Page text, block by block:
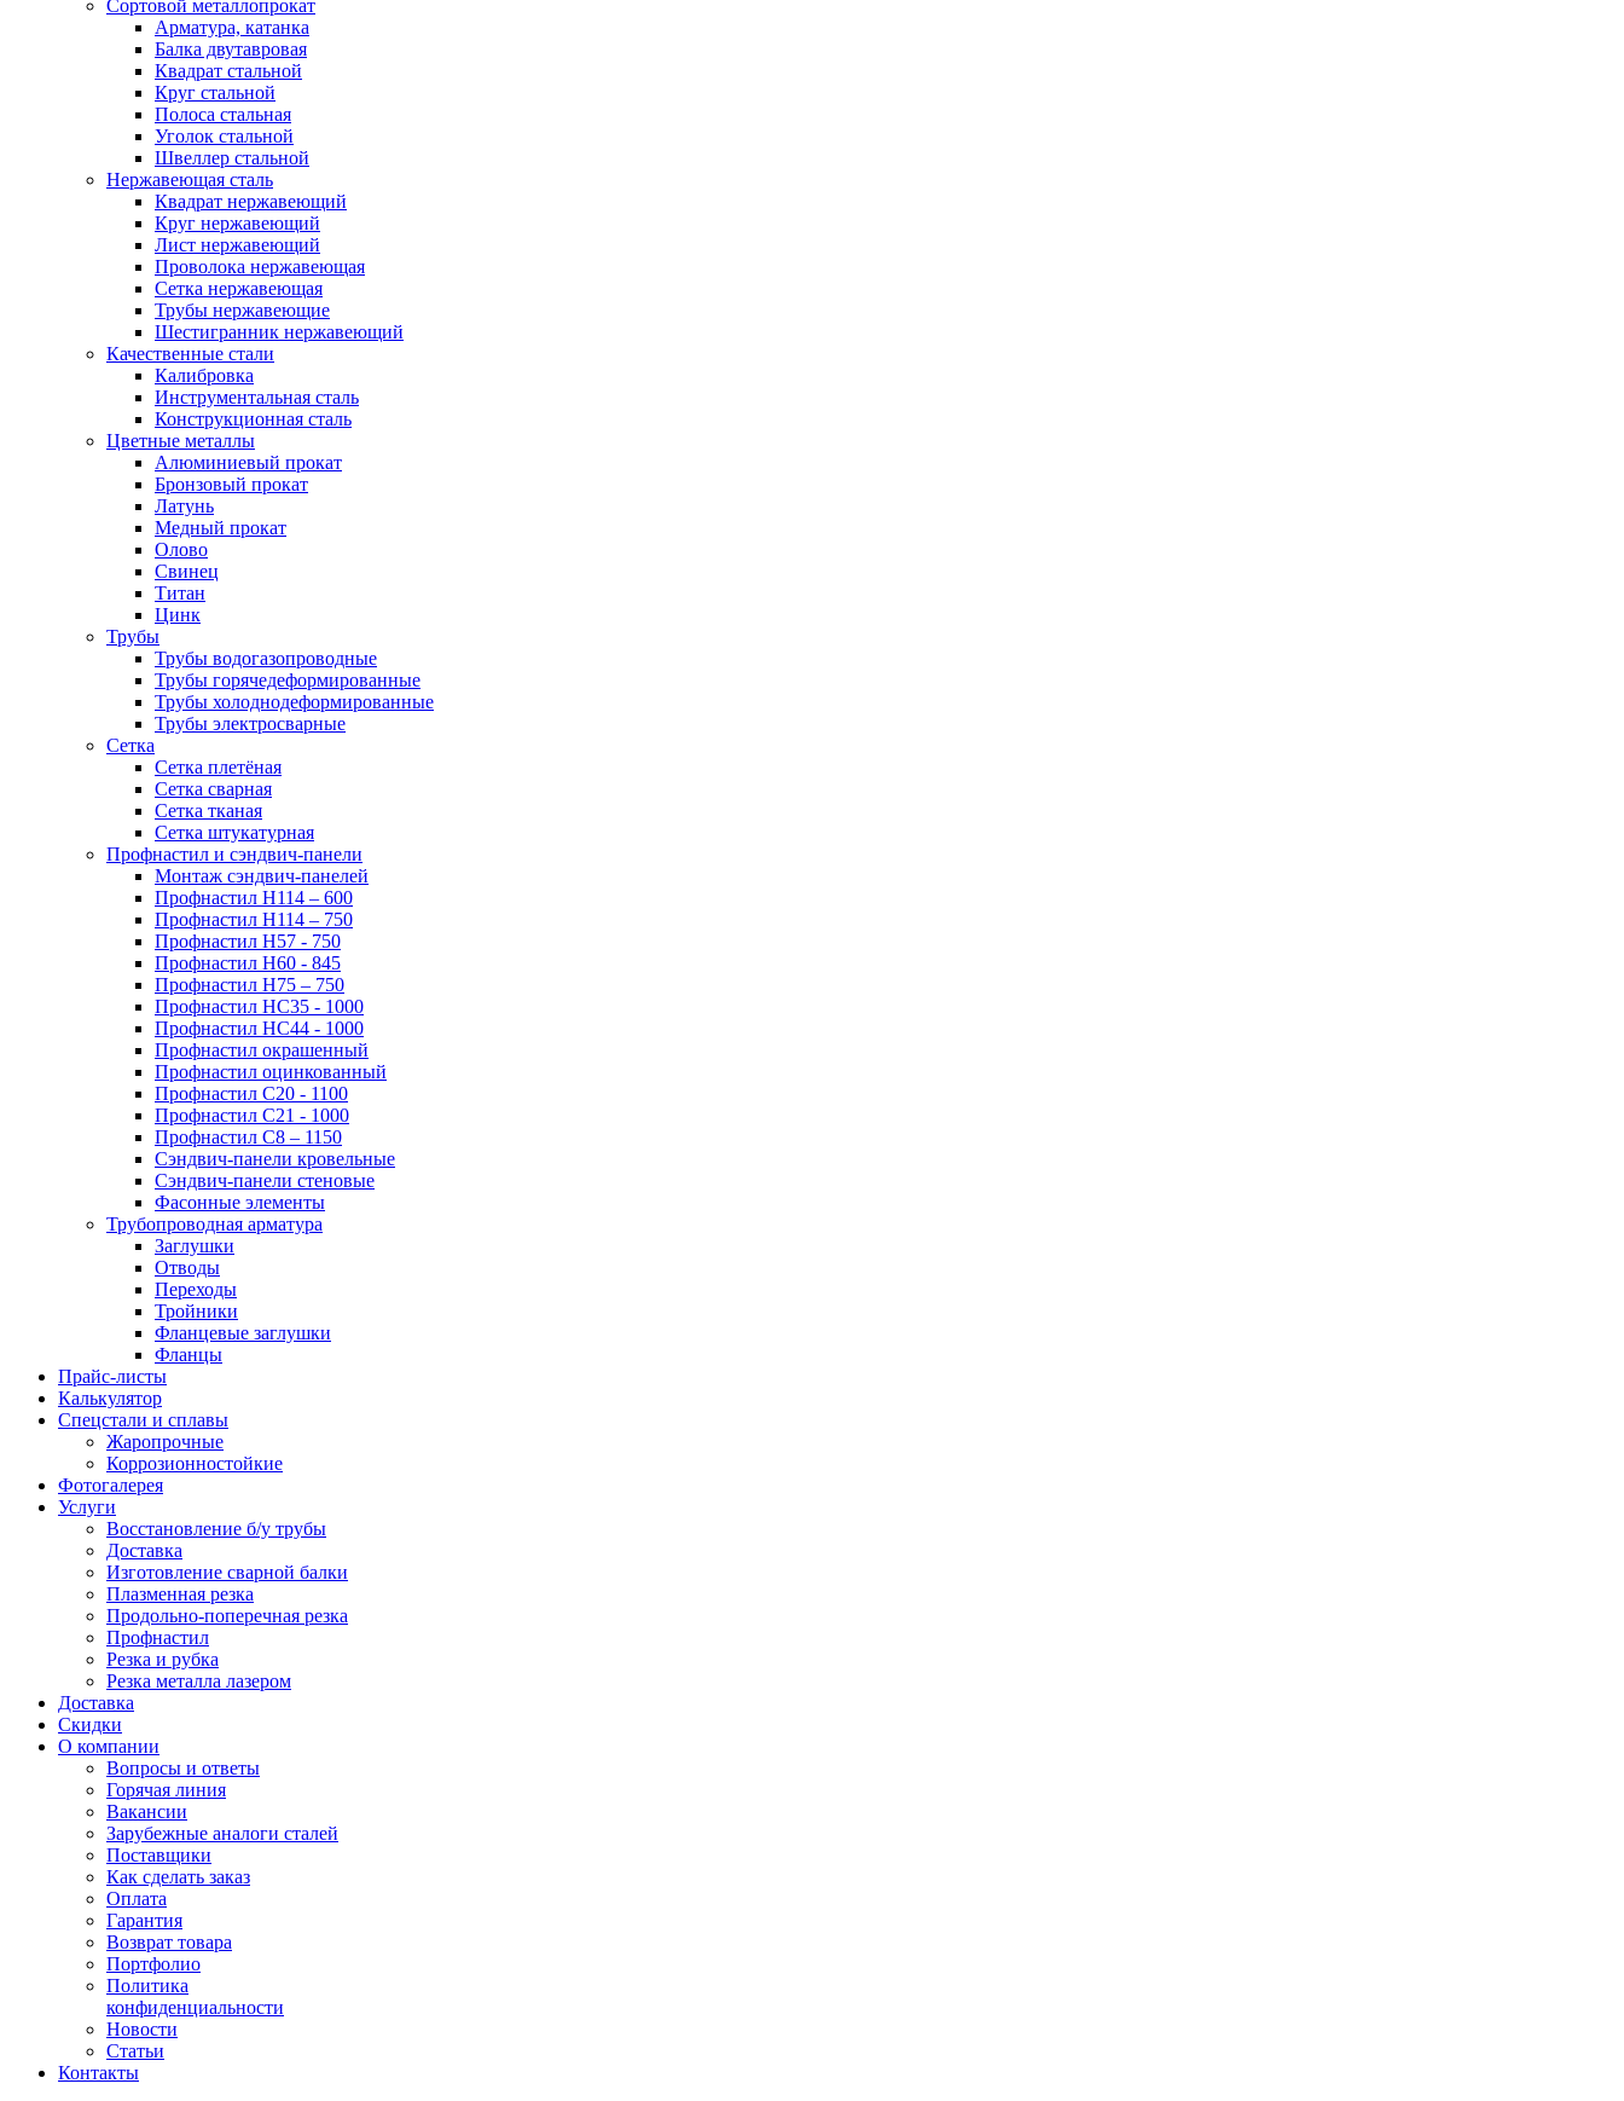
Сортовой металлопрокат
Арматура, катанка
Балка двутавровая
Квадрат стальной
Круг стальной
Полоса стальная
Уголок стальной
Швеллер стальной
Нержавеющая сталь
Квадрат нержавеющий
Круг нержавеющий
Лист нержавеющий
Проволока нержавеющая
Сетка нержавеющая
Трубы нержавеющие
Шестигранник нержавеющий
Качественные стали
Калибровка
Инструментальная сталь
Конструкционная сталь
Цветные металлы
Алюминиевый прокат
Бронзовый прокат
Латунь
Медный прокат
Олово
Свинец
Титан
Цинк
Трубы
Трубы водогазопроводные
Трубы горячедеформированные
Трубы холоднодеформированные
Трубы электросварные
Сетка
Сетка плетёная
Сетка сварная
Сетка тканая
Сетка штукатурная
Профнастил и сэндвич-панели
Монтаж сэндвич-панелей
Профнастил Н114 – 600
Профнастил Н114 – 750
Профнастил Н57 - 750
Профнастил Н60 - 845
Профнастил Н75 – 750
Профнастил НС35 - 1000
Профнастил НС44 - 1000
Профнастил окрашенный
Профнастил оцинкованный
Профнастил С20 - 1100
Профнастил С21 - 1000
Профнастил С8 – 1150
Сэндвич-панели кровельные
Сэндвич-панели стеновые
Фасонные элементы
Трубопроводная арматура
Заглушки
Отводы
Переходы
Тройники
Фланцевые заглушки
Фланцы
Прайс-листы
Калькулятор
Спецстали и сплавы
Жаропрочные
Коррозионностойкие
Фотогалерея
Услуги
Восстановление б/у трубы
Доставка
Изготовление сварной балки
Плазменная резка
Продольно-поперечная резка
Профнастил
Резка и рубка
Резка металла лазером
Доставка
Скидки
О компании
Вопросы и ответы
Горячая линия
Вакансии
Зарубежные аналоги сталей
Поставщики
Как сделать заказ
Оплата
Гарантия
Возврат товара
Портфолио
Политика
конфиденциальности
Новости
Статьи
Контакты